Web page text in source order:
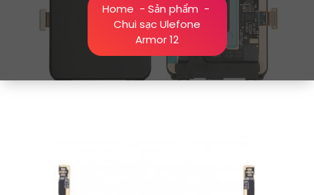
Home - Sản phẩm -
Chui sạc Ulefone
Armor 12